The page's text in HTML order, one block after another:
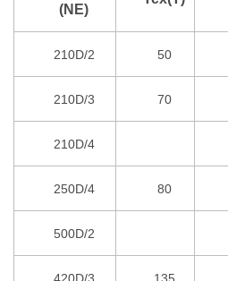
(NE)
210D/2 50
210D/3 70
210D/4
250D/4 80
500D/2